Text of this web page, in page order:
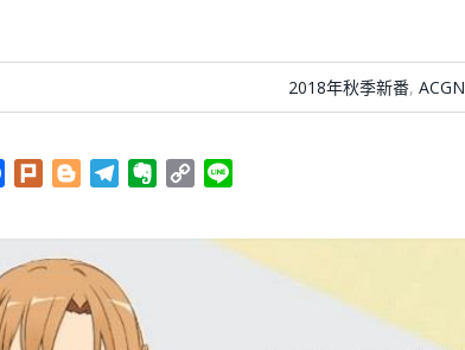
2018年秋季新番, ACGN
Facebook
Plurk BloggerTelegramEvernote
Copy